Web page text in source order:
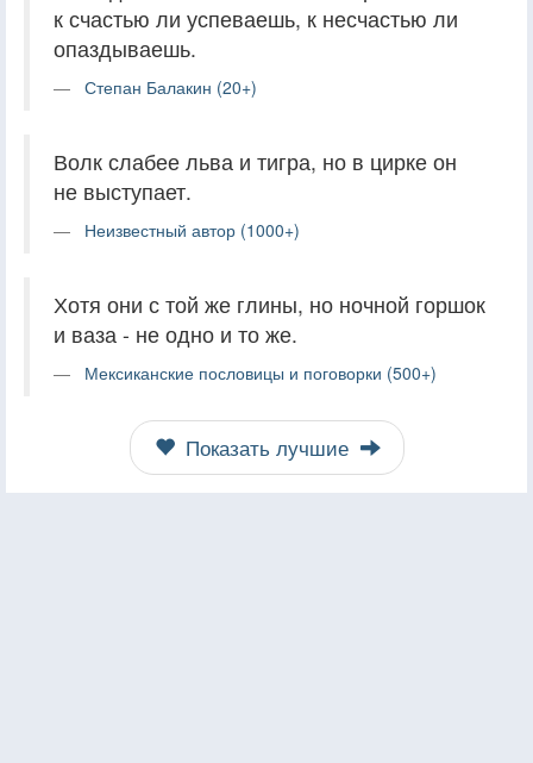
к счастью ли успеваешь, к несчастью ли
опаздываешь.
Степан Балакин (20+)
Волк слабее льва и тигра, но в цирке он
не выступает.
Неизвестный автор (1000+)
Хотя они с той же глины, но ночной горшок
и ваза - не одно и то же.
Мексиканские пословицы и поговорки (500+)
Показать лучшие